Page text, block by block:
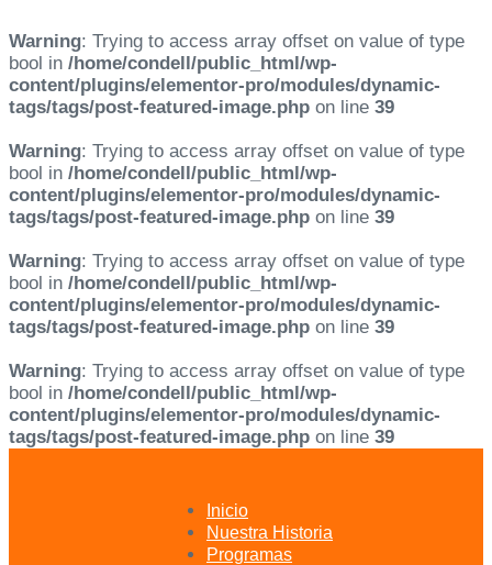
Warning: Trying to access array offset on value of type
bool in /home/condell/public_html/wp-
content/plugins/elementor-pro/modules/dynamic-
tags/tags/post-featured-image.php on line 39
Warning: Trying to access array offset on value of type
bool in /home/condell/public_html/wp-
content/plugins/elementor-pro/modules/dynamic-
tags/tags/post-featured-image.php on line 39
Warning: Trying to access array offset on value of type
bool in /home/condell/public_html/wp-
content/plugins/elementor-pro/modules/dynamic-
tags/tags/post-featured-image.php on line 39
Warning: Trying to access array offset on value of type
bool in /home/condell/public_html/wp-
content/plugins/elementor-pro/modules/dynamic-
tags/tags/post-featured-image.php on line 39
Inicio
Nuestra Historia
Programas